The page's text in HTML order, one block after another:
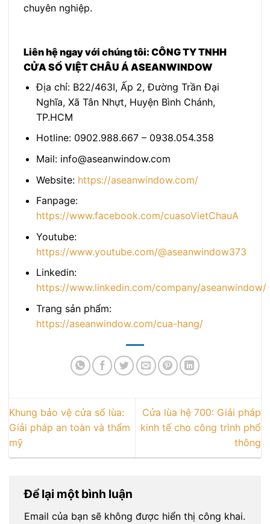
chuyên nghiệp.
Liên hệ ngay với chúng tôi: CÔNG TY TNHH
CỬA SỔ VIỆT CHÂU Á ASEANWINDOW
Địa chỉ: B22/463I, Ấp 2, Đường Trần Đại
Nghĩa, Xã Tân Nhựt, Huyện Bình Chánh,
TP.HCM
Hotline: 0902.988.667 – 0938.054.358
Mail: info@aseanwindow.com
Website: https://aseanwindow.com/
Fanpage:
https://www.facebook.com/cuasoVietChauA
Youtube:
https://www.youtube.com/@aseanwindow373
Linkedin:
https://www.linkedin.com/company/aseanwindow/
Trang sản phẩm:
https://aseanwindow.com/cua-hang/
Khung bảo vệ cửa sổ lùa:
Giải pháp an toàn và thẩm
mỹ
Cửa lùa hệ 700: Giải pháp
kinh tế cho công trình phổ
thông
Để lại một bình luận
Email của bạn sẽ không được hiển thị công khai.